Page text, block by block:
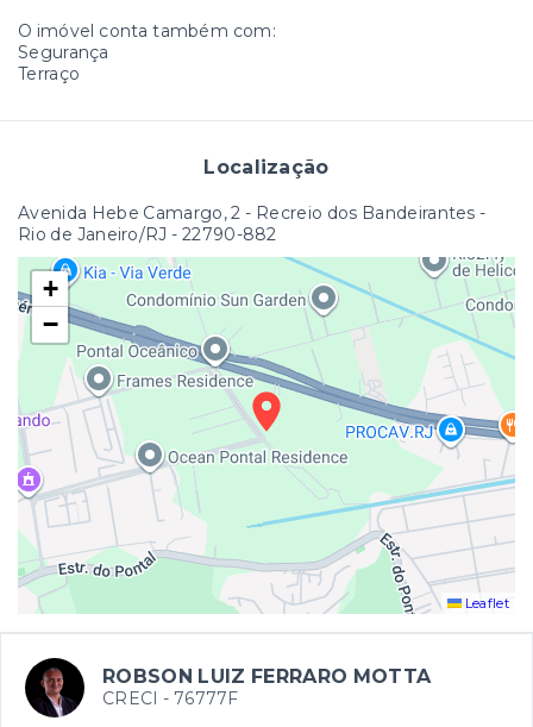
O imóvel conta também com:
Segurança
Terraço
Localização
Avenida Hebe Camargo, 2 - Recreio dos Bandeirantes -
Rio de Janeiro/RJ - 22790-882
+
−
Leaflet
ROBSON LUIZ FERRARO MOTTA
CRECI - 76777F